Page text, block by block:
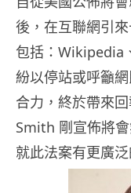
後，在互聯網引
包括：Wikipedia
紛以停站或呼籲
合力，終於帶來
Smith 剛宣佈將
就此法案有更廣